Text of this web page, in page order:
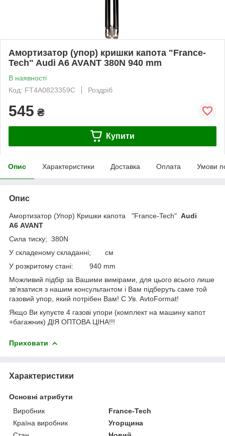
Амортизатор (упор) кришки капота "France-
Tech" Audi A6 AVANT 380N 940 mm
В наявності
Код: FT4A0823359C
Роздріб
545 ₴
Купити
Опис Характеристики Доставка Оплата Умови
Опис
Амортизатор (Упор) Кришки капота "France-Tech" Audi
A6 AVANT
Сила тиску; 380N
У складеному складанні; см
У розкритому стані: 940 mm
Можливий підбір за Вашими вимірами, для цього всього лише
зв'язатися з нашим консультантом і Вам підберуть саме той
газовий упор, який потрібен Вам! С Ув. AvtoFormat!
Якщо Ви купуєте 4 газові упори (комплект на машину капот
+багажник) ДІЯ ОПТОВА ЦІНА!!!
Приховати
Характеристики
Основні атрибути
Виробник
France-Tech
Країна виробник
Угорщина